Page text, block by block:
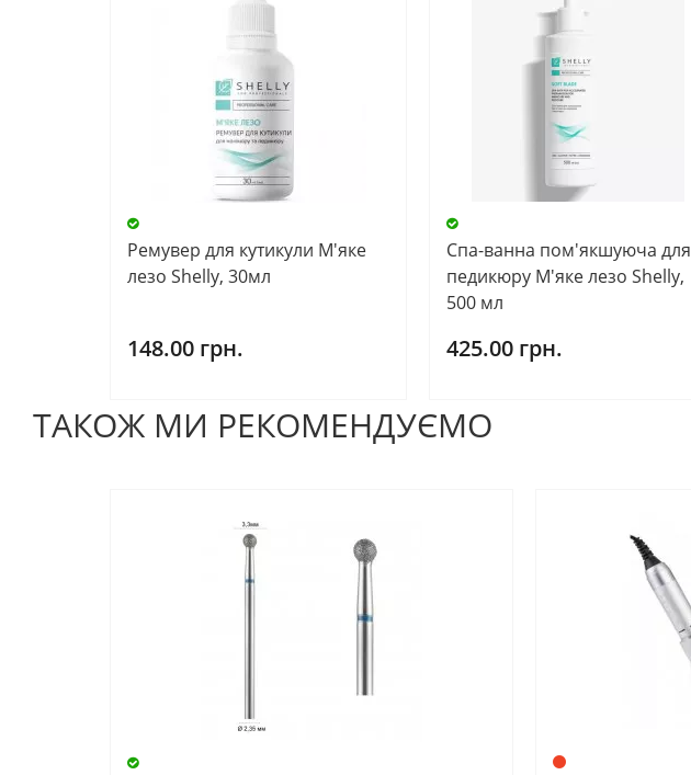
Ремувер для кутикули М'яке
лезо Shelly, 30мл
148.00 грн.
Спа-ванна пом'якшуюча для
педикюру М'яке лезо Shelly,
500 мл
425.00 грн.
ТАКОЖ МИ РЕКОМЕНДУЄМО